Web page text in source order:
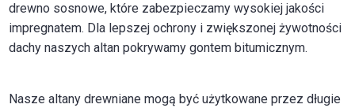
drewno sosnowe, które zabezpieczamy wysokiej jakości
impregnatem. Dla lepszej ochrony i zwiększonej żywotności
dachy naszych altan pokrywamy gontem bitumicznym.
Nasze altany drewniane mogą być użytkowane przez długie